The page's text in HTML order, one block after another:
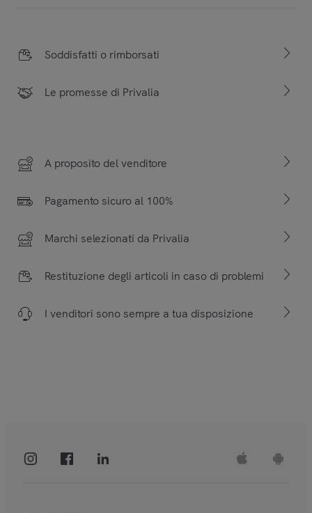
Soddisfatti o rimborsati
Le promesse di Privalia
A proposito del venditore
Pagamento sicuro al 100%
Marchi selezionati da Privalia
Restituzione degli articoli in caso di problemi
I venditori sono sempre a tua disposizione